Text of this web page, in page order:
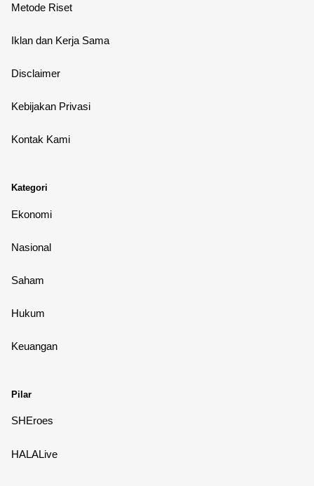
Metode Riset
Iklan dan Kerja Sama
Disclaimer
Kebijakan Privasi
Kontak Kami
Kategori
Ekonomi
Nasional
Saham
Hukum
Keuangan
Pilar
SHEroes
HALALive